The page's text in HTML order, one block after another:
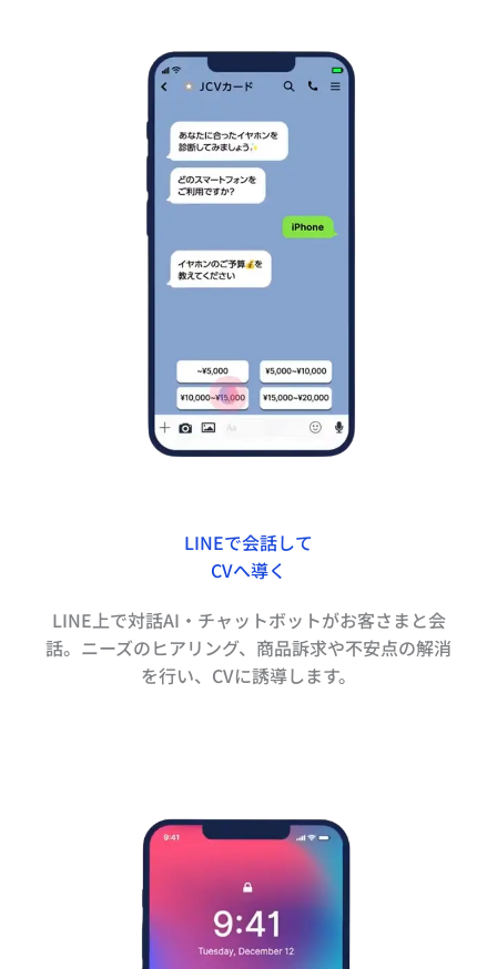
LINEで会話して
CVへ導く
LINE上で対話AI・チャットボットがお客さまと会
話。ニーズのヒアリング、商品訴求や不安点の解消
を行い、CVに誘導します。